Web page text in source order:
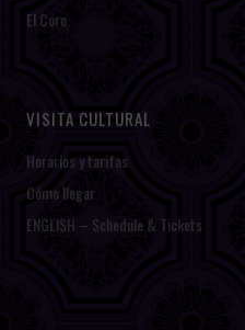
El Coro
VISITA CULTURAL
Horarios y tarifas
Cómo llegar
ENGLISH – Schedule & Tickets